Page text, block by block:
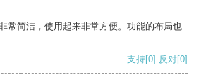
常简洁，使用起来非常方便。功能的布局也
支持[0] 反对[0]